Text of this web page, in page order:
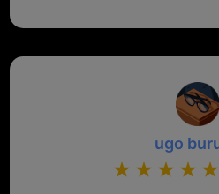
meglio ferramenta de ostia e
ugo